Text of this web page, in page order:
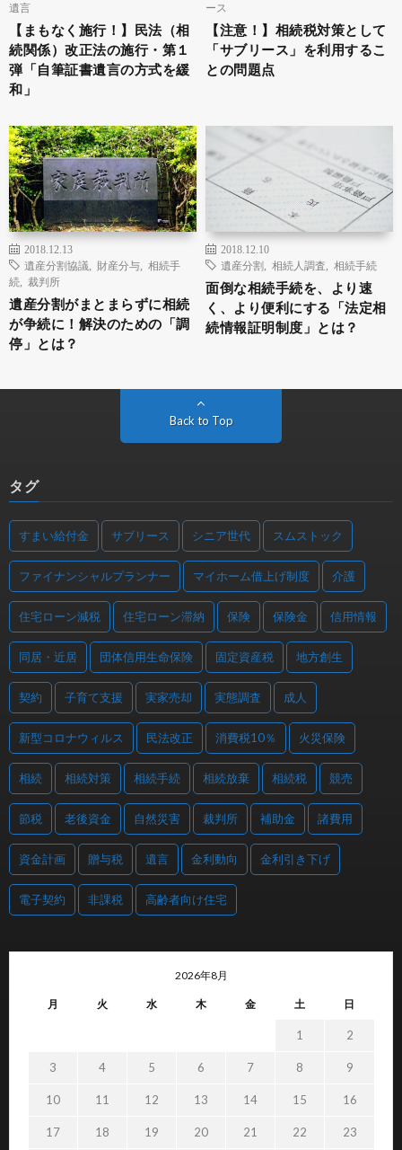
遺言
【まもなく施行！】民法（相
続関係）改正法の施行・第１
弾「自筆証書遺言の方式を緩
和」
ース
【注意！】相続税対策として
「サブリース」を利用するこ
との問題点
2018.12.13
遺産分割協議
財産分与
相続手
続
裁判所
遺産分割がまとまらずに相続
が争続に！解決のための「調
停」とは？
2018.12.10
遺産分割
相続人調査 相続手続
面倒な相続手続を、より速
く、より便利にする「法定相
続情報証明制度」とは？
Back to Top
タグ
すまい給付金 サブリース シニア世代 スムストック
ファイナンシャルプランナー マイホーム借上げ制度 介護
住宅ローン減税 住宅ローン滞納 保険 保険金 信用情報
同居・近居 団体信用生命保険 固定資産税 地方創生
契約 子育て支援 実家売却 実態調査 成人
新型コロナウィルス 民法改正 消費税10％ 火災保険
相続 相続対策 相続手続 相続放棄 相続税 競売
節税 老後資金 自然災害 裁判所 補助金 諸費用
資金計画 贈与税 遺言 金利動向 金利引き下げ
電子契約 非課税 高齢者向け住宅
2026年8月
月 火 水 木 金 土 日
1 2
3 4 5 6 7 8 9
10 11 12 13 14 15 16
17 18 19 20 21 22 23